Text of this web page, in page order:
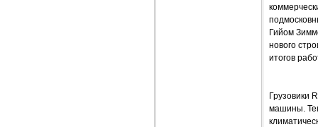
Гийом
нового
итогов
Грузовики
машины.